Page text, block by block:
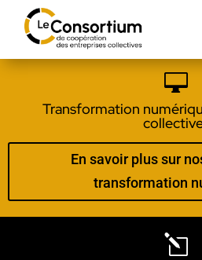

Transformation
En savoir plus sur
transformation
l